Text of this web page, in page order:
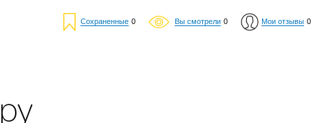
Сохраненные 0 Вы смотрели 0 Мои отзывы 0